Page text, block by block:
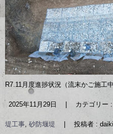
R7.11月度進捗状況（流末かご施工中
2025年11月29日 カテゴリー :
堤工事, 砂防堰堤 投稿者 :